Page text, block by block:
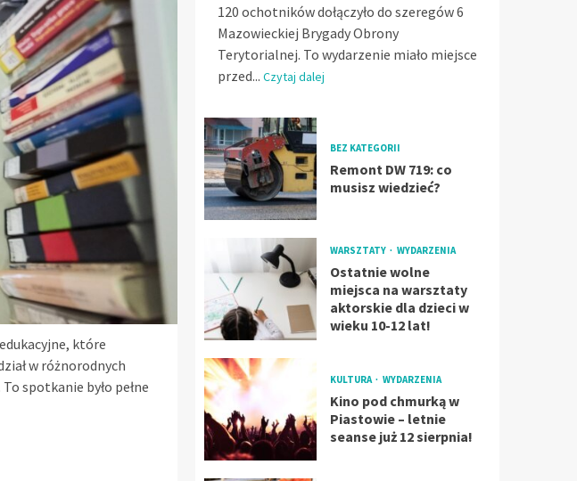
które
w różnorodnych
spotkanie było pełne
120 ochotników dołączyło do szeregów 6
Mazowieckiej Brygady Obrony
Terytorialnej. To wydarzenie miało miejsce
przed... Czytaj dalej
BEZ KATEGORII
Remont DW 719: co
musisz wiedzieć?
WARSZTATY WYDARZENIA
Ostatnie wolne
miejsca na warsztaty
aktorskie dla dzieci w
wieku 10-12 lat!
KULTURA WYDARZENIA
Kino pod chmurką w
Piastowie – letnie
seanse już 12 sierpnia!